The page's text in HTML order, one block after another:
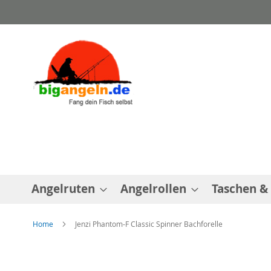
zum
Angelruten Angelrollen Taschen &
Home Jenzi Phantom-F Classic Spinner Bachforelle